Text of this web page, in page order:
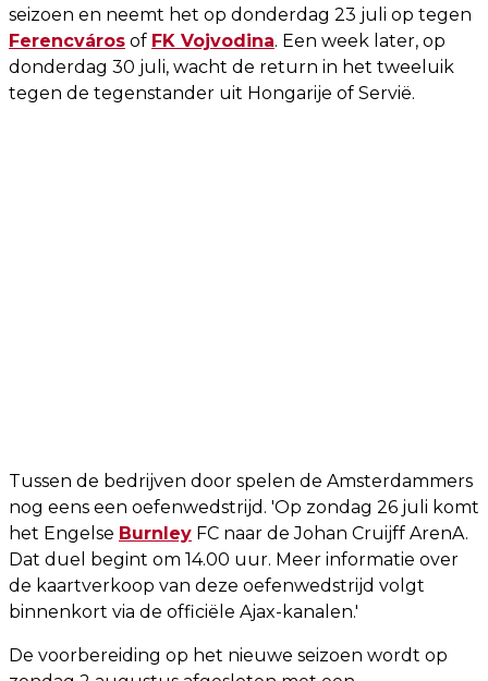
seizoen en neemt het op donderdag 23 juli op tegen
Ferencváros of FK Vojvodina. Een week later, op
donderdag 30 juli, wacht de return in het tweeluik
tegen de tegenstander uit Hongarije of Servië.
Tussen de bedrijven door spelen de Amsterdammers
nog eens een oefenwedstrijd. 'Op zondag 26 juli komt
het Engelse Burnley FC naar de Johan Cruijff ArenA.
Dat duel begint om 14.00 uur. Meer informatie over
de kaartverkoop van deze oefenwedstrijd volgt
binnenkort via de officiële Ajax-kanalen.'
De voorbereiding op het nieuwe seizoen wordt op